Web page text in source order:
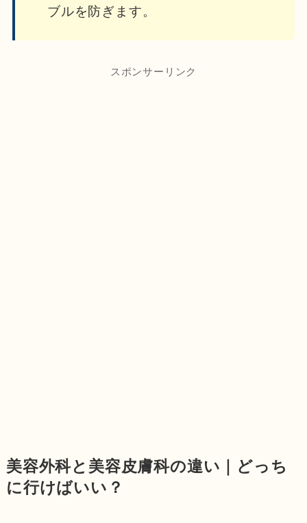
ブルを防ぎます。
スポンサーリンク
美容外科と美容皮膚科の違い｜どっち
に行けばいい？